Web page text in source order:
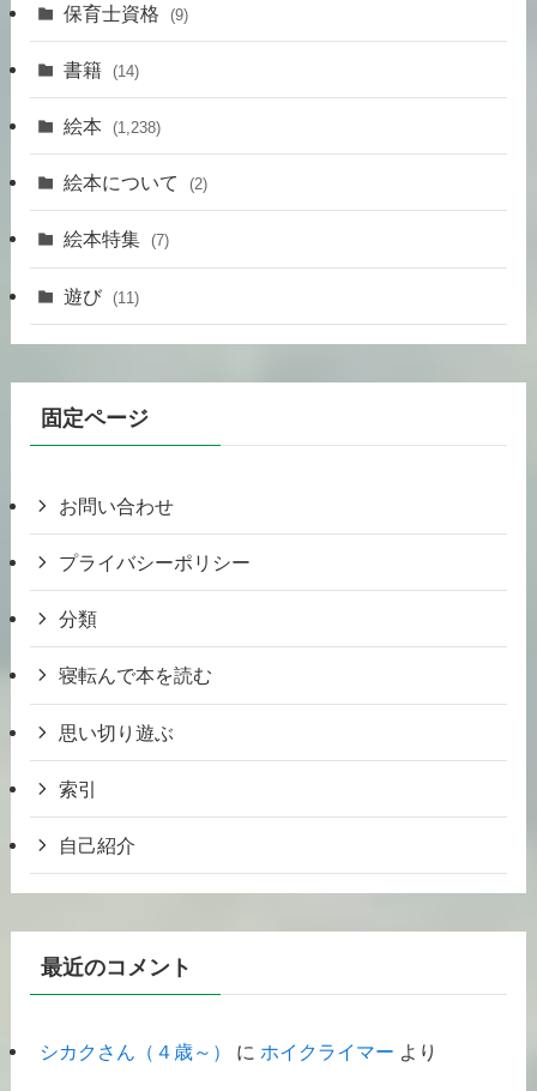
保育士資格 (9)
書籍 (14)
絵本 (1,238)
絵本について (2)
絵本特集 (7)
遊び (11)
固定ページ
お問い合わせ
プライバシーポリシー
分類
寝転んで本を読む
思い切り遊ぶ
索引
自己紹介
最近のコメント
シカクさん（４歳～） に ホイクライマー より